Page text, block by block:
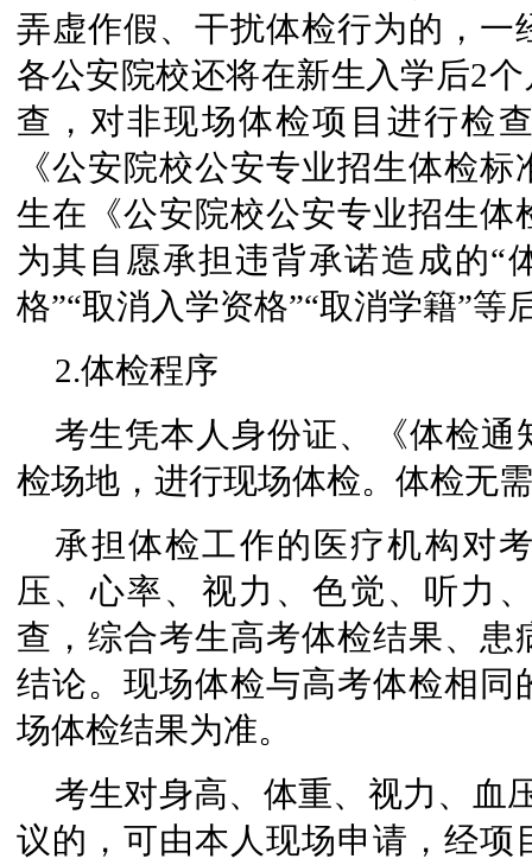
弄虚作假、干扰体检行为的，
各公安院校还将在新生入学后2
查，对非现场体检项目进行检
《公安院校公安专业招生体检
生在《公安院校公安专业招生
为其自愿承担违背承诺造成的“
格”“取消入学资格”“取消学籍”等
2.体检程序
考生凭本人身份证、《体检
检场地，进行现场体检。体检无
承担体检工作的医疗机构对
压、心率、视力、色觉、听力
查，综合考生高考体检结果、
结论。现场体检与高考体检相
场体检结果为准。
考生对身高、体重、视力、血
议的，可由本人现场申请，经